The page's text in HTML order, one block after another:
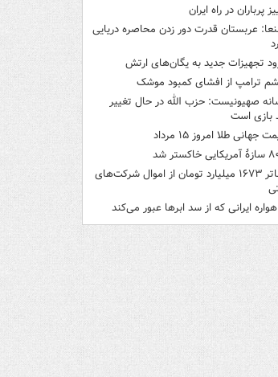
پرباران در راه ایران
عربستان قدرت دور زدن محاصره دریایی
تجهیزات جدید به یگان‌های ارتش
ترامپ از افشای کمبود موشک
صهیونیست: حزب الله در حال تغییر
بازی است
جهانی طلا امروز ۱۵ مرداد
خاکستر شد
تهاتر ۱۶۷۳ میلیارد تومان از اموال شرکت‌های
ایرانی که از سد ابرها عبور می‌کند